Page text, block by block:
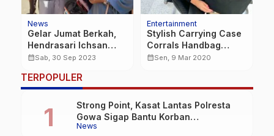
Case
Kolaborasi Lintas
Instansi, PLN Kebut
Pemulihan Kelistrikan
calendar_month Ming, 30 Nov 2025
News
Silaturahmi Nasional,
Deng Ical Bilang
Permas Politik Praktis
calendar_monthMing, 15 Mei 2022
TERPOPULER
News
Strong Point, Kasat Lantas Polresta
Gowa Sigap Bantu Korban
Kecelakaan